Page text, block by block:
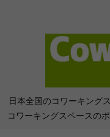
日本全国のコワーキング
コワーキングスペースの